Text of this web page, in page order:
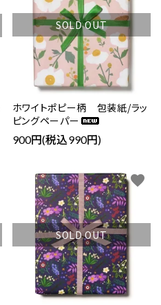
SOLD OUT
ホワイトポピー柄 包装紙/ラッ
ピングペーパー
900円(税込990円)
SOLD OUT
favorite